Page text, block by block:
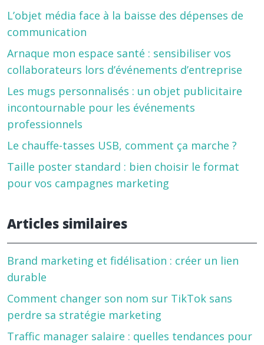
L’objet média face à la baisse des dépenses de
communication
Arnaque mon espace santé : sensibiliser vos
collaborateurs lors d’événements d’entreprise
Les mugs personnalisés : un objet publicitaire
incontournable pour les événements
professionnels
Le chauffe-tasses USB, comment ça marche ?
Taille poster standard : bien choisir le format
pour vos campagnes marketing
Articles similaires
Brand marketing et fidélisation : créer un lien
durable
Comment changer son nom sur TikTok sans
perdre sa stratégie marketing
Traffic manager salaire : quelles tendances pour